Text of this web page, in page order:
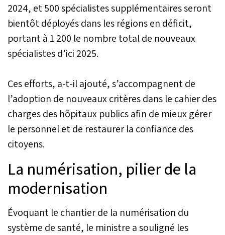
2024, et 500 spécialistes supplémentaires seront
bientôt déployés dans les régions en déficit,
portant à 1 200 le nombre total de nouveaux
spécialistes d’ici 2025.
Ces efforts, a-t-il ajouté, s’accompagnent de
l’adoption de nouveaux critères dans le cahier des
charges des hôpitaux publics afin de mieux gérer
le personnel et de restaurer la confiance des
citoyens.
La numérisation, pilier de la
modernisation
Évoquant le chantier de la numérisation du
système de santé, le ministre a souligné les